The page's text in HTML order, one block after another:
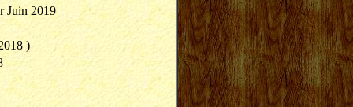
Juin 2019
)